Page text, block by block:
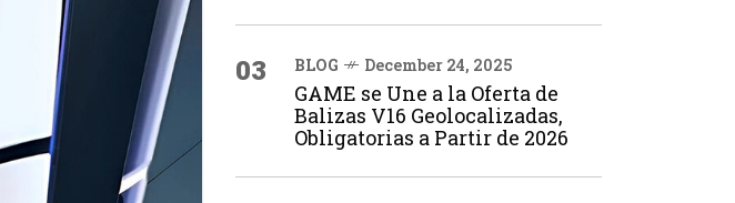
03 BLOG December 24, 2025
GAME se Une a la Oferta de
Balizas V16 Geolocalizadas,
Obligatorias a Partir de 2026